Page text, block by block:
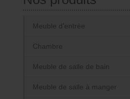
Meuble d'entrée
Chambre
Meuble de salle de bain
Meuble de salle à manger